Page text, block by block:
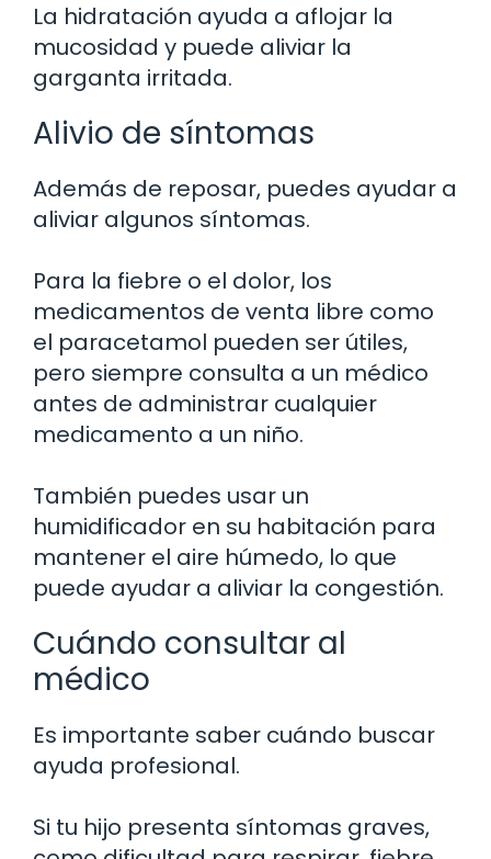
La hidratación ayuda a aflojar la
mucosidad y puede aliviar la
garganta irritada.
Alivio de síntomas
Además de reposar, puedes ayudar a
aliviar algunos síntomas.
Para la fiebre o el dolor, los
medicamentos de venta libre como
el paracetamol pueden ser útiles,
pero siempre consulta a un médico
antes de administrar cualquier
medicamento a un niño.
También puedes usar un
humidificador en su habitación para
mantener el aire húmedo, lo que
puede ayudar a aliviar la congestión.
Cuándo consultar al
médico
Es importante saber cuándo buscar
ayuda profesional.
Si tu hijo presenta síntomas graves,